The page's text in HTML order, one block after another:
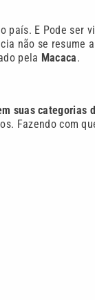
país. E Pode ser
não se resume
pela Macaca.
suas categorias
Fazendo com